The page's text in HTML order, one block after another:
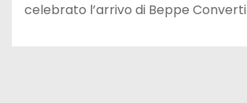
celebrato l’arrivo di Beppe